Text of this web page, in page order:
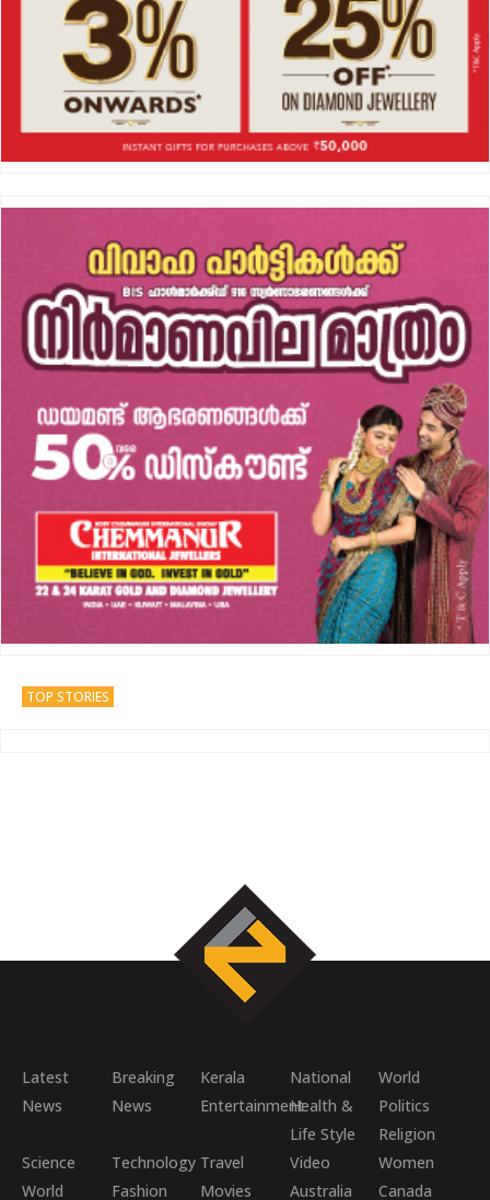
TOP STORIES
Latest
News
Breaking
News
Kerala National
World
EntertainmentHealth &
Life Style
Politics
Religion
Science
World
Technology Travel Video
Women
Fashion
Movies Australia Canada